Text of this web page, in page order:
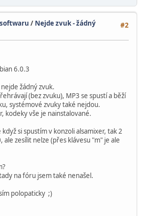
#2
/ Nejde zvuk - žádný
6.0.3
žádný zvuk.
(bez zvuku), MP3 se spustí a běží
systémové zvuky také nejdou.
kodeky vše je nainstalované.
když si spustím v konzoli alsamixer, tak 2
ale zesílit nelze (přes klávesu "m" je ale
na fóru jsem také nenašel.
polopaticky ;)